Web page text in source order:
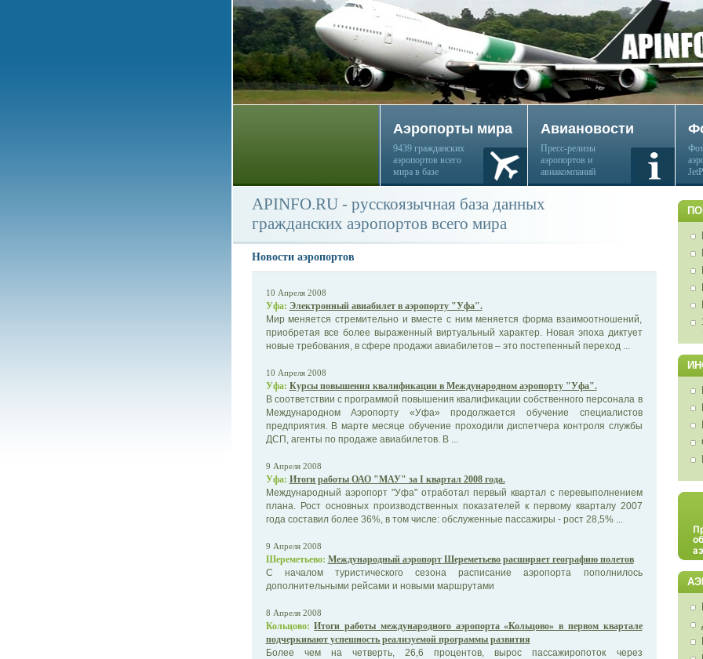
Аэропорты мира
9439 гражданских
аэропортов всего
мира в базе
Авиановости
Пресс-релизы
аэропортов и
авиакомпаний
APINFO.RU - русскоязычная база данных
гражданских аэропортов всего мира
Новости аэропортов
10 Апреля 2008
Уфа: Электронный авиабилет в аэропорту "Уфа".
Мир меняется стремительно и вместе с ним меняется форма взаимоотношений,
приобретая все более выраженный виртуальный характер. Новая эпоха диктует
новые требования, в сфере продажи авиабилетов – это постепенный переход ...
10 Апреля 2008
Уфа: Курсы повышения квалификации в Международном аэропорту "Уфа".
В соответствии с программой повышения квалификации собственного персонала в
Международном Аэропорту «Уфа» продолжается обучение специалистов
предприятия. В марте месяце обучение проходили диспетчера контроля службы
ДСП, агенты по продаже авиабилетов. В ...
9 Апреля 2008
Уфа: Итоги работы ОАО "МАУ" за I квартал 2008 года.
Международный аэропорт "Уфа" отработал первый квартал с перевыполнением
плана. Рост основных производственных показателей к первому кварталу 2007
года составил более 36%, в том числе: обслуженные пассажиры - рост 28,5% ...
9 Апреля 2008
Шереметьево: Международный аэропорт Шереметьево расширяет географию полетов
С началом туристического сезона расписание аэропорта пополнилось
дополнительными рейсами и новыми маршрутами
8 Апреля 2008
Кольцово: Итоги работы международного аэропорта «Кольцово» в первом квартале
подчеркивают успешность реализуемой программы развития
Более чем на четверть, 26,6 процентов, вырос пассажиропоток через